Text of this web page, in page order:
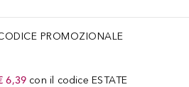
PROMOZIONALE
6,39 con il codice ESTATE